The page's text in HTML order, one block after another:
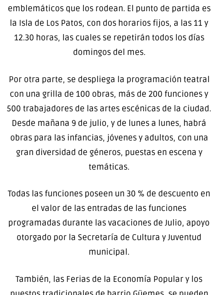
emblemáticos que los rodean. El punto de partida es
la Isla de Los Patos, con dos horarios fijos, a las 11 y
12.30 horas, las cuales se repetirán todos los días
domingos del mes.
Por otra parte, se despliega la programación teatral
con una grilla de 100 obras, más de 200 funciones y
500 trabajadores de las artes escénicas de la ciudad.
Desde mañana 9 de julio, y de lunes a lunes, habrá
obras para las infancias, jóvenes y adultos, con una
gran diversidad de géneros, puestas en escena y
temáticas.
Todas las funciones poseen un 30 % de descuento en
el valor de las entradas de las funciones
programadas durante las vacaciones de Julio, apoyo
otorgado por la Secretaría de Cultura y Juventud
municipal.
También, las Ferias de la Economía Popular y los